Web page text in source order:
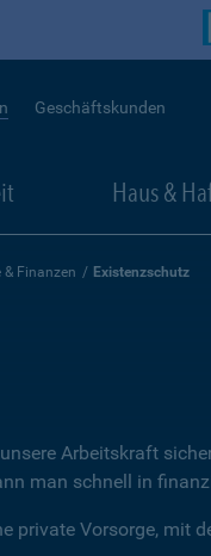
Geschäftskunden
Haus &
& Finanzen Existenzschutz
Arbeitskraft
man schnell in
private Vorsorge, mit